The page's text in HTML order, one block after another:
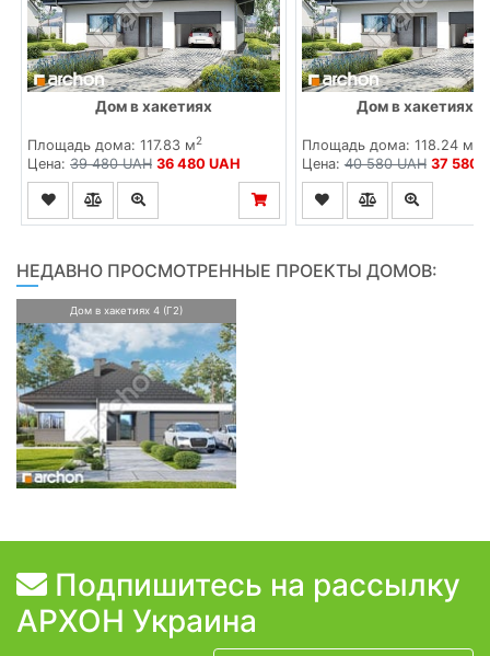
Дом в хакетиях
Площадь дома: 117.83 м2
Цена: 39 480 UAH 36 480 UAH
Дом в хакетиях
Площадь дома: 118.24 м
Цена:40 580 UAH 37 580
НЕДАВНО ПРОСМОТРЕННЫЕ ПРОЕКТЫ ДОМОВ:
Дом в хакетиях 4 (Г2)
Подпишитесь на рассылку
АРХОН Украина